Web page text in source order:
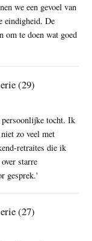
we een gevoel van
eindigheid. De
om te doen wat goed
(29)
tocht. Ik
zo veel met
retraites die ik
starre
gesprek.'
(27)